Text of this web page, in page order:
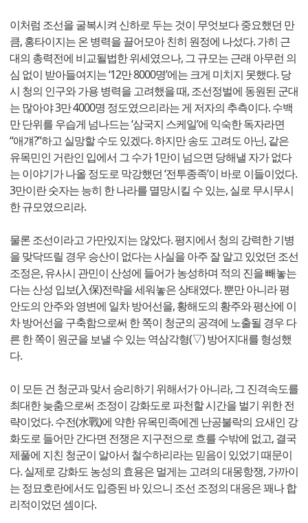
이처럼 조선을 굴복시켜 신하로 두는 것이 무엇보다 중요했던 만
큼, 홍타이지는 온 병력을 끌어모아 친히 원정에 나섰다. 가히 근
대의 총력전에 비교될법한 위세였으나, 그 규모는 근래 아무런 의
심 없이 받아들여지는 ‘12만 8000명’에는 크게 미치지 못했다. 당
시 청의 인구와 가용 병력을 고려했을 때, 조선정벌에 동원된 군대
는 많아야 3만 4000명 정도였으리라는 게 저자의 추측이다. 수백
만 단위를 우습게 넘나드는 ‘삼국지 스케일’에 익숙한 독자라면
“애걔?”하고 실망할 수도 있겠다. 하지만 송도 고려도 아닌, 같은
유목민인 거란인 입에서 그 수가 1만이 넘으면 당해낼 자가 없다
는 이야기가 나올 정도로 막강했던 ‘전투종족’이 바로 이들이었다.
3만이란 숫자는 능히 한 나라를 멸망시킬 수 있는, 실로 무시무시
한 규모였으리라.
물론 조선이라고 가만있지는 않았다. 평지에서 청의 강력한 기병
을 맞닥뜨릴 경우 승산이 없다는 사실을 아주 잘 알고 있었던 조선
조정은, 유사시 관민이 산성에 들어가 농성하며 적의 진을 빼놓는
다는 산성 입보(入保)전략을 세워놓은 상태였다. 뿐만 아니라 평
안도의 안주와 영변에 일차 방어선을, 황해도의 황주와 평산에 이
차 방어선을 구축함으로써 한 쪽이 청군의 공격에 노출될 경우 다
른 한 쪽이 원군을 보낼 수 있는 역삼각형(▽) 방어지대를 형성했
다.
이 모든 건 청군과 맞서 승리하기 위해서가 아니라, 그 진격속도를
최대한 늦춤으로써 조정이 강화도로 파천할 시간을 벌기 위한 전
략이었다. 수전(水戰)에 약한 유목민족에겐 난공불락의 요새인 강
화도로 들어만 간다면 전쟁은 지구전으로 흐를 수밖에 없고, 결국
제풀에 지친 청군이 알아서 철수하리라는 믿음이 있었기 때문이
다. 실제로 강화도 농성의 효용은 멀게는 고려의 대몽항쟁, 가까이
는 정묘호란에서도 입증된 바 있으니 조선 조정의 대응은 꽤나 합
리적이었던 셈이다.